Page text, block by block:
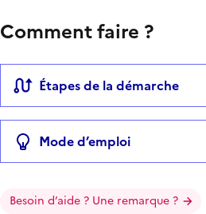
Comment faire ?
Étapes de la démarche
Mode d’emploi
Besoin d’aide ? Une remarque ?